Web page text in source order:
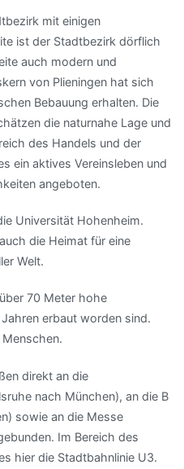
mit einigen
ist der Stadtbezirk dörflich
auch modern und
von Plieningen hat sich
Bebauung erhalten. Die
die naturnahe Lage und
des Handels und der
ein aktives Vereinsleben und
angeboten.
Universität Hohenheim.
die Heimat für eine
Welt.
70 Meter hohe
erbaut worden sind.
direkt an die
nach München), an die B
sowie an die Messe
Im Bereich des
hier die Stadtbahnlinie U3.